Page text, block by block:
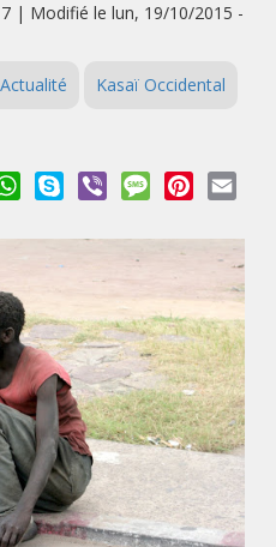
| Modifié le lun, 19/10/2015 -
Actualité Kasaï Occidental
WhatsApp
Skype Viber MessagePinterest